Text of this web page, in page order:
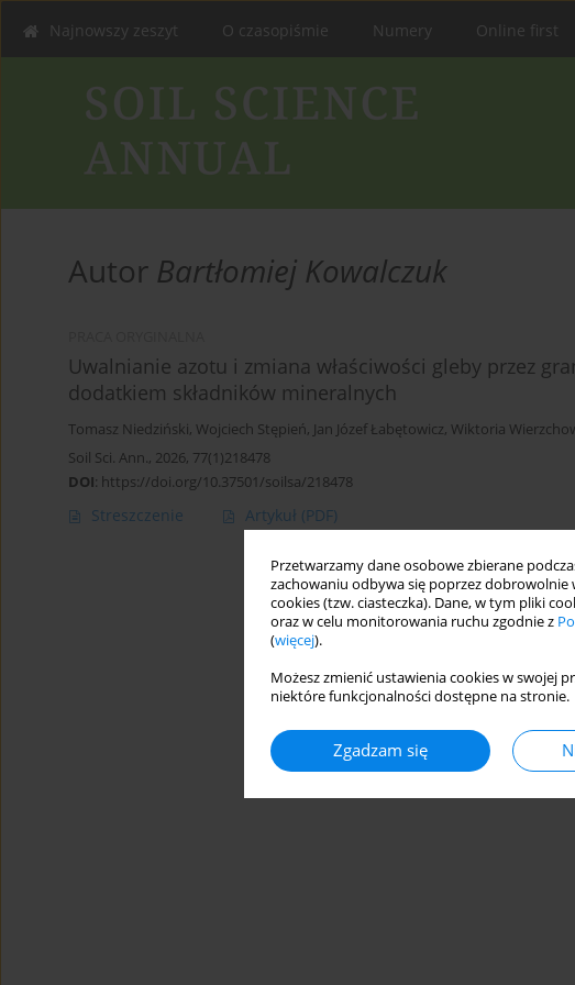
Przetwarzamy dane osobowe zbierane
zachowaniu odbywa się poprzez
cookies (tzw. ciasteczka). Dane, w tym pliki
oraz w celu monitorowania ruchu zgodnie z
(więcej).
Możesz zmienić ustawienia cookies w swojej
niektóre funkcjonalności dostępne na stronie.
Zgadzam się
Najnowszy zeszyt O czasopiśmie Numery Online first
Autor Bartłomiej Kowalczuk
Uwalnianie azotu i zmiana właściwości gleby przez
dodatkiem składników mineralnych
Tomasz Niedziński, Wojciech Stępień, Jan Józef Łabętowicz, Wiktoria
Soil Sci. Ann., 2026, 77(1)218478
DOI: https://doi.org/10.37501/soilsa/218478
Streszczenie Artykuł (PDF)